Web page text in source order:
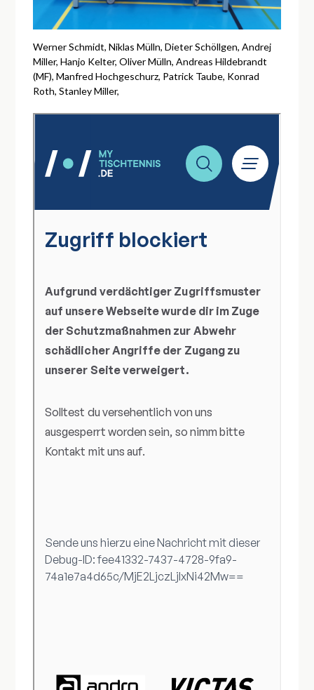
Werner Schmidt, Niklas Mülln, Dieter Schöllgen, Andrej
Miller, Hanjo Kelter, Oliver Mülln, Andreas Hildebrandt
(MF), Manfred Hochgeschurz, Patrick Taube, Konrad
Roth, Stanley Miller,